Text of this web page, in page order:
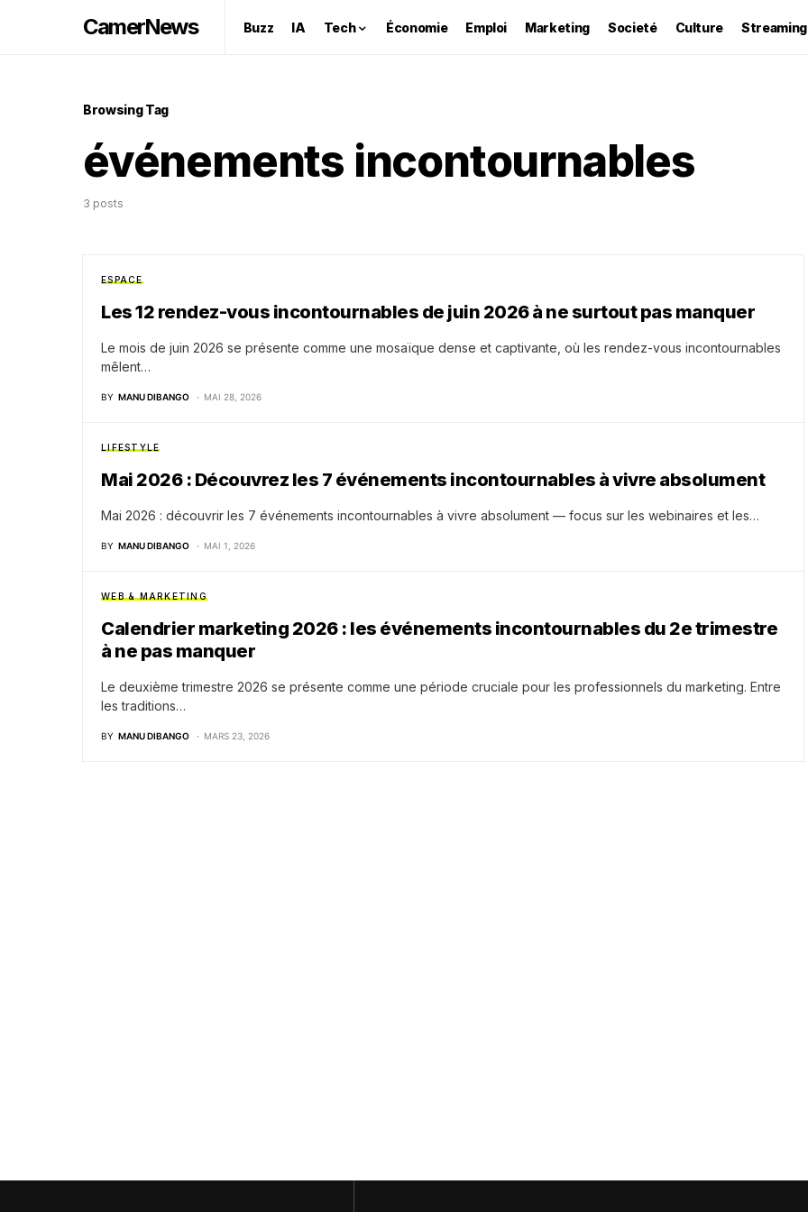
CamerNews Buzz IA Tech Économie Emploi Marketing Societé Culture Streaming
Browsing Tag
événements incontournables
3 posts
ESPACE
Les 12 rendez-vous incontournables de juin 2026 à ne surtout pas manquer
Le mois de juin 2026 se présente comme une mosaïque dense et captivante, où les rendez-vous incontournables
mêlent…
BY MANU DIBANGO MAI 28, 2026
LIFESTYLE
Mai 2026 : Découvrez les 7 événements incontournables à vivre absolument
Mai 2026 : découvrir les 7 événements incontournables à vivre absolument — focus sur les webinaires et les…
BY MANU DIBANGO MAI 1, 2026
WEB & MARKETING
Calendrier marketing 2026 : les événements incontournables du 2e trimestre
à ne pas manquer
Le deuxième trimestre 2026 se présente comme une période cruciale pour les professionnels du marketing. Entre
les traditions…
BY MANU DIBANGO MARS 23, 2026